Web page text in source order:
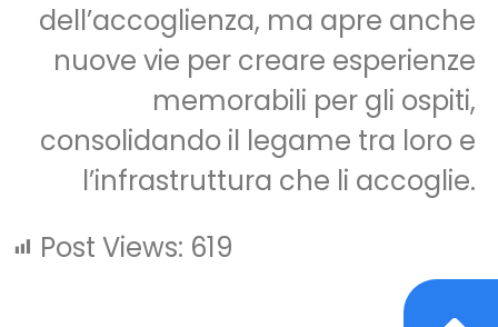
dell’accoglienza, ma apre anche
nuove vie per creare esperienze
memorabili per gli ospiti,
consolidando il legame tra loro e
l’infrastruttura che li accoglie.
Post Views: 619